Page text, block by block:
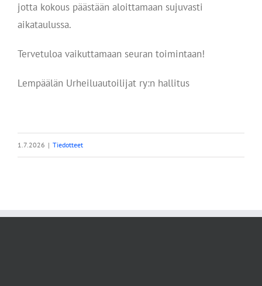
jotta kokous päästään aloittamaan sujuvasti
aikataulussa.
Tervetuloa vaikuttamaan seuran toimintaan!
Lempäälän Urheiluautoilijat ry:n hallitus
1.7.2026 | Tiedotteet